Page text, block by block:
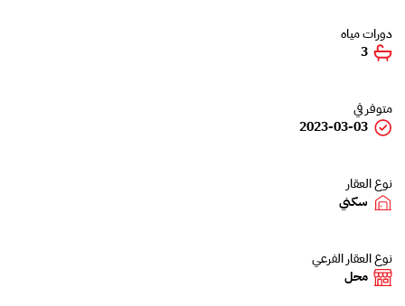
دورات مياه
3
متوفر في
2023-03-03
نوع العقار
سكني
نوع العقار الفرعي
محل